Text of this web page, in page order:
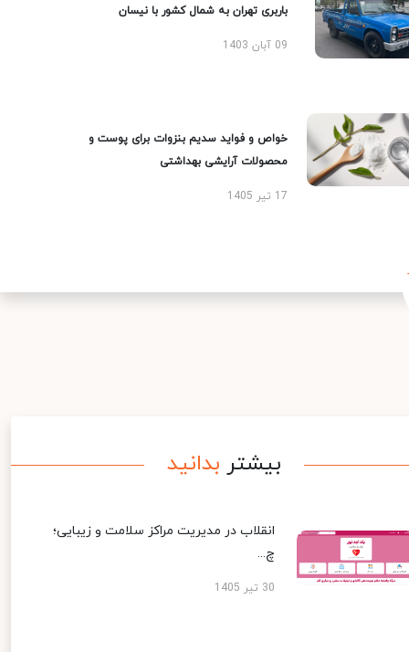
باربری تهران به شمال کشور با نیسان
09 آبان 1403
خواص و فواید سدیم بنزوات برای پوست و
محصولات آرایشی بهداشتی
17 تیر 1405
بیشتر بدانید
انقلاب در مدیریت مراکز سلامت و زیبایی؛
چ...
30 تیر 1405